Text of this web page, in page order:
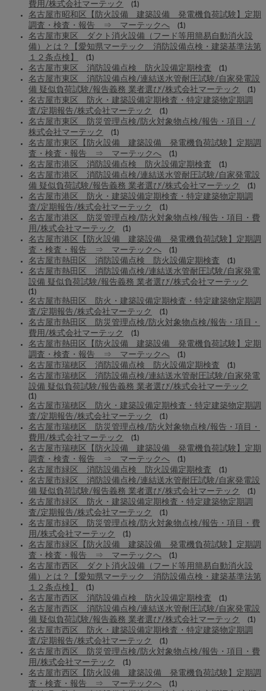
費用/株式会社マーテック
(1)
名古屋市昭和区【防火設備 建築設備 発電機負荷試験】定期
調査・検査・報告 ⇒ マーテックへ
(1)
名古屋市東区 ダクト消火設備（フード等用簡易自動消火設
備）とは？【愛知県マーテック 消防設備点検・建築基準法第
１２条点検】
(1)
名古屋市東区 消防設備点検 防火設備定期検査 (1)
名古屋市東区 消防設備点検/連結送水管耐圧試験/自家発電設
備 疑似負荷試験/報告義務 業者選び/株式会社マーテック
(1)
名古屋市東区 防火・建築設備定期検査・特定建築物定期調
査/定期報告/株式会社マーテック
(1)
名古屋市東区 防災管理点検/防火対象物点検/報告・項目・/
株式会社マーテック
(1)
名古屋市東区【防火設備 建築設備 発電機負荷試験】定期調
査・検査・報告 ⇒ マーテックへ
(1)
名古屋市港区 消防設備点検 防火設備定期検査 (1)
名古屋市港区 消防設備点検/連結送水管耐圧試験/自家発電設
備 疑似負荷試験/報告義務 業者選び/株式会社マーテック
(1)
名古屋市港区 防火・建築設備定期検査・特定建築物定期調
査/定期報告/株式会社マーテック
(1)
名古屋市港区 防災管理点検/防火対象物点検/報告・項目・費
用/株式会社マーテック
(1)
名古屋市港区【防火設備 建築設備 発電機負荷試験】定期調
査・検査・報告 ⇒ マーテックへ
(1)
名古屋市熱田区 消防設備点検 防火設備定期検査 (1)
名古屋市熱田区 消防設備点検/連結送水管耐圧試験/自家発電
設備 疑似負荷試験/報告義務 業者選び/株式会社マーテック
(1)
名古屋市熱田区 防火・建築設備定期検査・特定建築物定期調
査/定期報告/株式会社マーテック
(1)
名古屋市熱田区 防災管理点検/防火対象物点検/報告・項目・
費用/株式会社マーテック
(1)
名古屋市熱田区【防火設備 建築設備 発電機負荷試験】定期
調査・検査・報告 ⇒ マーテックへ
(1)
名古屋市瑞穂区 消防設備点検 防火設備定期検査 (1)
名古屋市瑞穂区 消防設備点検/連結送水管耐圧試験/自家発電
設備 疑似負荷試験/報告義務 業者選び/株式会社マーテック
(1)
名古屋市瑞穂区 防火・建築設備定期検査・特定建築物定期調
査/定期報告/株式会社マーテック
(1)
名古屋市瑞穂区 防災管理点検/防火対象物点検/報告・項目・
費用/株式会社マーテック
(1)
名古屋市瑞穂区【防火設備 建築設備 発電機負荷試験】定期
調査・検査・報告 ⇒ マーテックへ
(1)
名古屋市緑区 消防設備点検 防火設備定期検査 (1)
名古屋市緑区 消防設備点検/連結送水管耐圧試験/自家発電設
備 疑似負荷試験/報告義務 業者選び/株式会社マーテック
(1)
名古屋市緑区 防火・建築設備定期検査・特定建築物定期調
査/定期報告/株式会社マーテック
(1)
名古屋市緑区 防災管理点検/防火対象物点検/報告・項目・費
用/株式会社マーテック
(1)
名古屋市緑区【防火設備 建築設備 発電機負荷試験】定期調
査・検査・報告 ⇒ マーテックへ
(1)
名古屋市西区 ダクト消火設備（フード等用簡易自動消火設
備）とは？【愛知県マーテック 消防設備点検・建築基準法第
１２条点検】
(1)
名古屋市西区 消防設備点検 防火設備定期検査 (1)
名古屋市西区 消防設備点検/連結送水管耐圧試験/自家発電設
備 疑似負荷試験/報告義務 業者選び/株式会社マーテック
(1)
名古屋市西区 防火・建築設備定期検査・特定建築物定期調
査/定期報告/株式会社マーテック
(1)
名古屋市西区 防災管理点検/防火対象物点検/報告・項目・費
用/株式会社マーテック
(1)
名古屋市西区【防火設備 建築設備 発電機負荷試験】定期調
査・検査・報告 ⇒ マーテックへ
(1)